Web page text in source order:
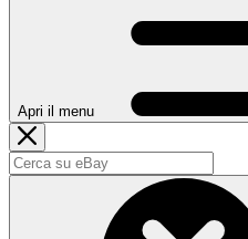
Apri il menu